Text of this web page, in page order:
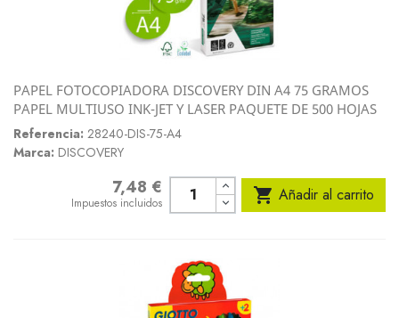
PAPEL FOTOCOPIADORA DISCOVERY DIN A4 75 GRAMOS
PAPEL MULTIUSO INK-JET Y LASER PAQUETE DE 500 HOJAS
Referencia: 28240-DIS-75-A4
Marca: DISCOVERY
7,48 €
Impuestos incluidos  Añadir al carrito